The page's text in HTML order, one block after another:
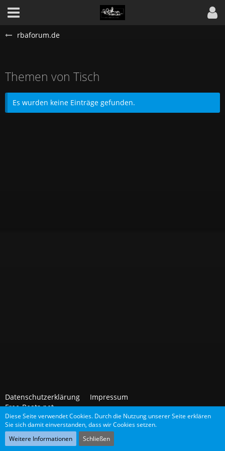
rbaforum.de
Themen von Tisch
Es wurden keine Einträge gefunden.
Datenschutzerklärung
Impressum
Free-Beats.net
Community-Software:
Diese Seite verwendet Cookies. Durch die Nutzung unserer Seite erklären
Sie sich damit einverstanden, dass wir Cookies setzen.
Weitere Informationen
Schließen